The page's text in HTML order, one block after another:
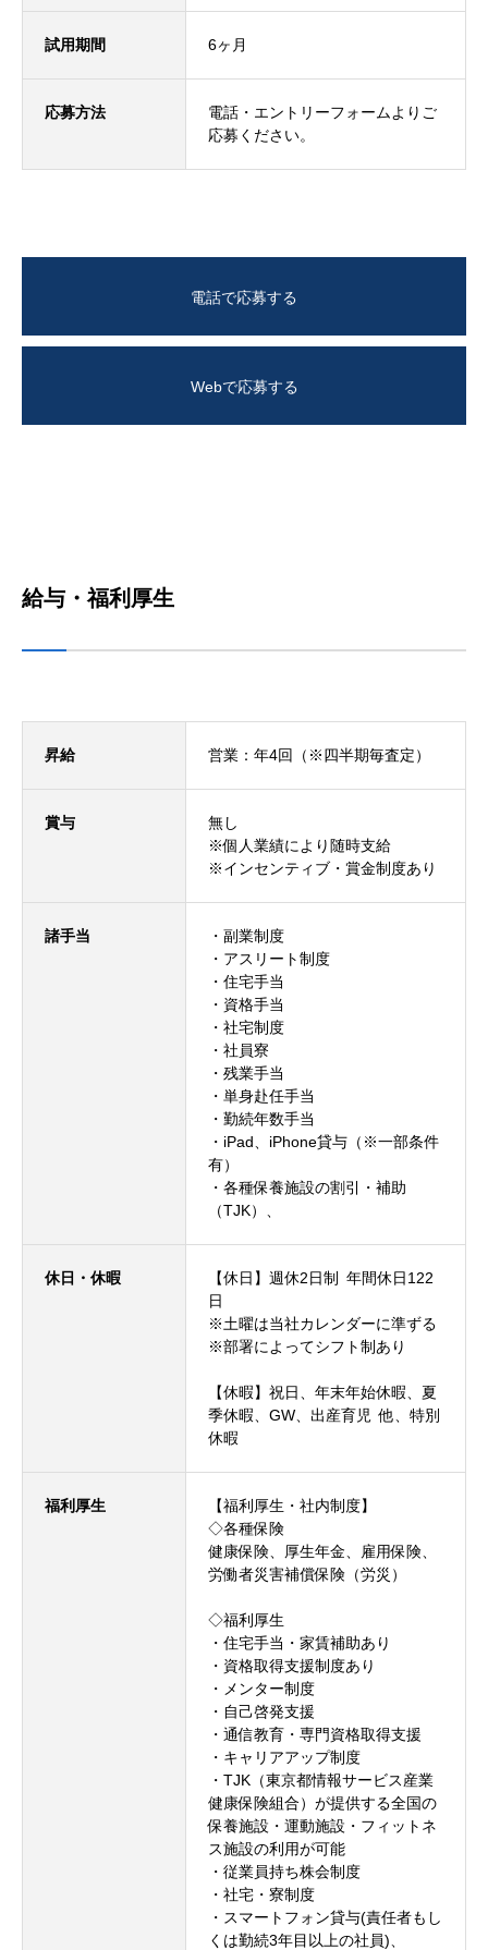
試用期間 6ヶ月
応募方法 電話 ・ エントリーフォームよりご
応募ください。
電話で応募する
Webで応募する
給与・福利厚生
昇給 営業：年4回（※四半期毎査定）
賞与
無し
※個人業績により随時支給
※インセンティブ・賞金制度あり
諸手当
・副業制度
・アスリート制度
・住宅手当
・資格手当
・社宅制度
・社員寮
・残業手当
・単身赴任手当
・勤続年数手当
・iPad、iPhone貸与（※一部条件
有）
・各種保養施設の割引・補助
（TJK）、
休日・休暇
【休日】週休2日制 年間休日122
日
※土曜は当社カレンダーに準ずる
※部署によってシフト制あり
【休暇】祝日、年末年始休暇、夏
季休暇、GW、出産育児 他、特別
休暇
福利厚生
【福利厚生・社内制度】
◇各種保険
健康保険、厚生年金、雇用保険、
労働者災害補償保険（労災）
◇福利厚生
・住宅手当・家賃補助あり
・資格取得支援制度あり
・メンター制度
・自己啓発支援
・通信教育・専門資格取得支援
・キャリアアップ制度
・TJK（東京都情報サービス産業
健康保険組合）が提供する全国の
保養施設・運動施設・フィットネ
ス施設の利用が可能
・従業員持ち株会制度
・社宅・寮制度
・スマートフォン貸与(責任者もし
くは勤続3年目以上の社員)、